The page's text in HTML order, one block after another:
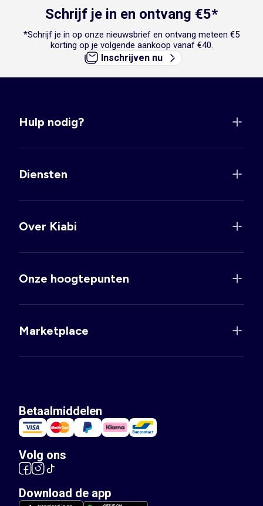
Schrijf je in en ontvang €5*
*Schrijf je in op onze nieuwsbrief en ontvang meteen €5
korting op je volgende aankoop vanaf €40.
Inschrijven nu
Hulp nodig?
Diensten
Over Kiabi
Onze hoogtepunten
Marketplace
Betaalmiddelen
Volg ons
Download de app